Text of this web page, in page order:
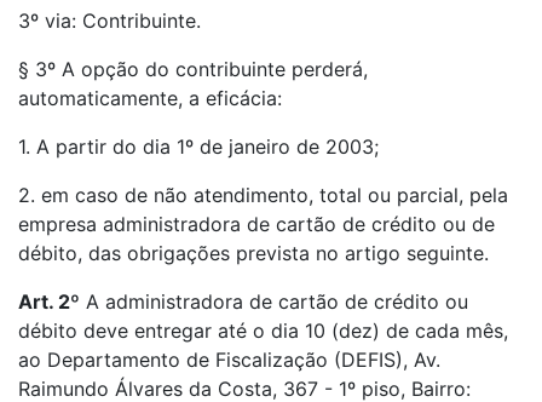
3º via: Contribuinte.
§ 3º A opção do contribuinte perderá,
automaticamente, a eficácia:
1. A partir do dia 1º de janeiro de 2003;
2. em caso de não atendimento, total ou parcial, pela
empresa administradora de cartão de crédito ou de
débito, das obrigações prevista no artigo seguinte.
Art. 2º A administradora de cartão de crédito ou
débito deve entregar até o dia 10 (dez) de cada mês,
ao Departamento de Fiscalização (DEFIS), Av.
Raimundo Álvares da Costa, 367 - 1º piso, Bairro: